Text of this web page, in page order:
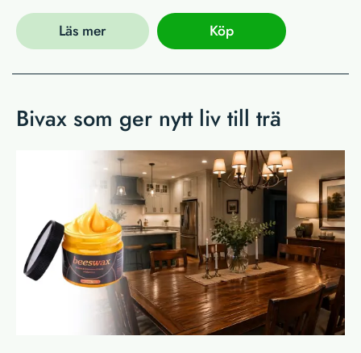
Läs mer Köp
Bivax som ger nytt liv till trä